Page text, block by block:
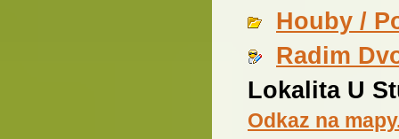
Houby /
Radim
Lokalita U
Odkaz na